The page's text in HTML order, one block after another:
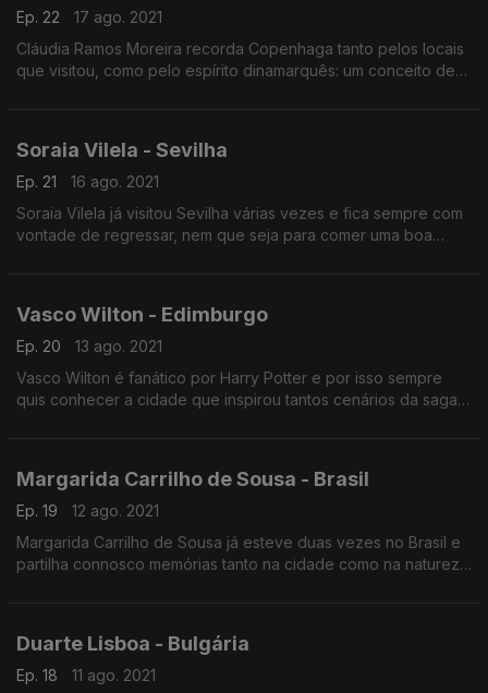
Ep. 22
17 ago. 2021
Cláudia Ramos Moreira recorda Copenhaga tanto pelos locais
que visitou, como pelo espírito dinamarquês: um conceito de
Soraia Vilela - Sevilha
Ep. 21
16 ago. 2021
Soraia Vilela já visitou Sevilha várias vezes e fica sempre com
vontade de regressar, nem que seja para comer uma boa
Vasco Wilton - Edimburgo
Ep. 20
13 ago. 2021
Vasco Wilton é fanático por Harry Potter e por isso sempre
quis conhecer a cidade que inspirou tantos cenários da saga.
Margarida Carrilho de Sousa - Brasil
Ep. 19
12 ago. 2021
Margarida Carrilho de Sousa já esteve duas vezes no Brasil e
partilha connosco memórias tanto na cidade como na natureza:
Duarte Lisboa - Bulgária
Ep. 18
11 ago. 2021